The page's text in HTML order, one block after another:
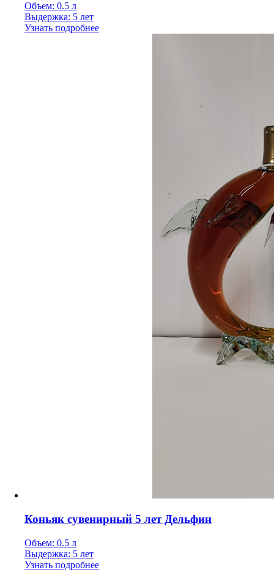
Объем: 0.5 л
Выдержка: 5 лет
Узнать подробнее
Коньяк сувенирный 5 лет Дельфин
Объем: 0.5 л
Выдержка: 5 лет
Узнать подробнее